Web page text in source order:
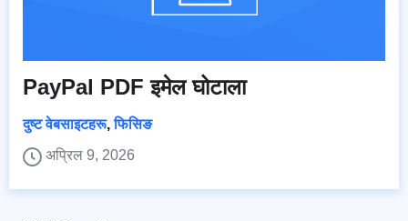
PayPal PDF इमेल घोटाला
दुष्ट वेबसाइटहरू,फिसिङ
अप्रिल 9, 2026